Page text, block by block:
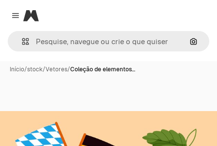
Close menu
Magnific
Início/stock/Vetores/Coleção de elementos…